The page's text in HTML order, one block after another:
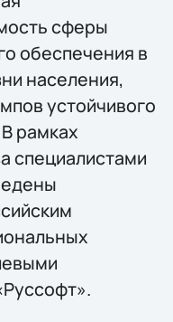
сферы
обеспечения в
населения,
устойчивого
рамках
специалистами